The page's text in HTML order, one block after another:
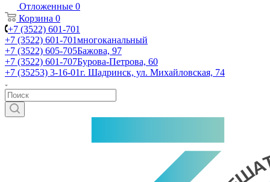
Отложенные 0
Корзина 0
+7 (3522) 601-701
+7 (3522) 601-701многоканальный
+7 (3522) 605-705Бажова, 97
+7 (3522) 601-707Бурова-Петрова, 60
+7 (35253) 3-16-01г. Шадринск, ул. Михайловская, 74